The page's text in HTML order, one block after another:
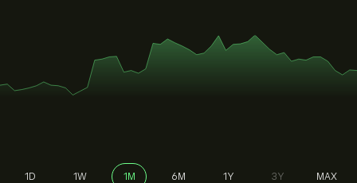
1D 1W 1M 6M 1Y 3Y MAX